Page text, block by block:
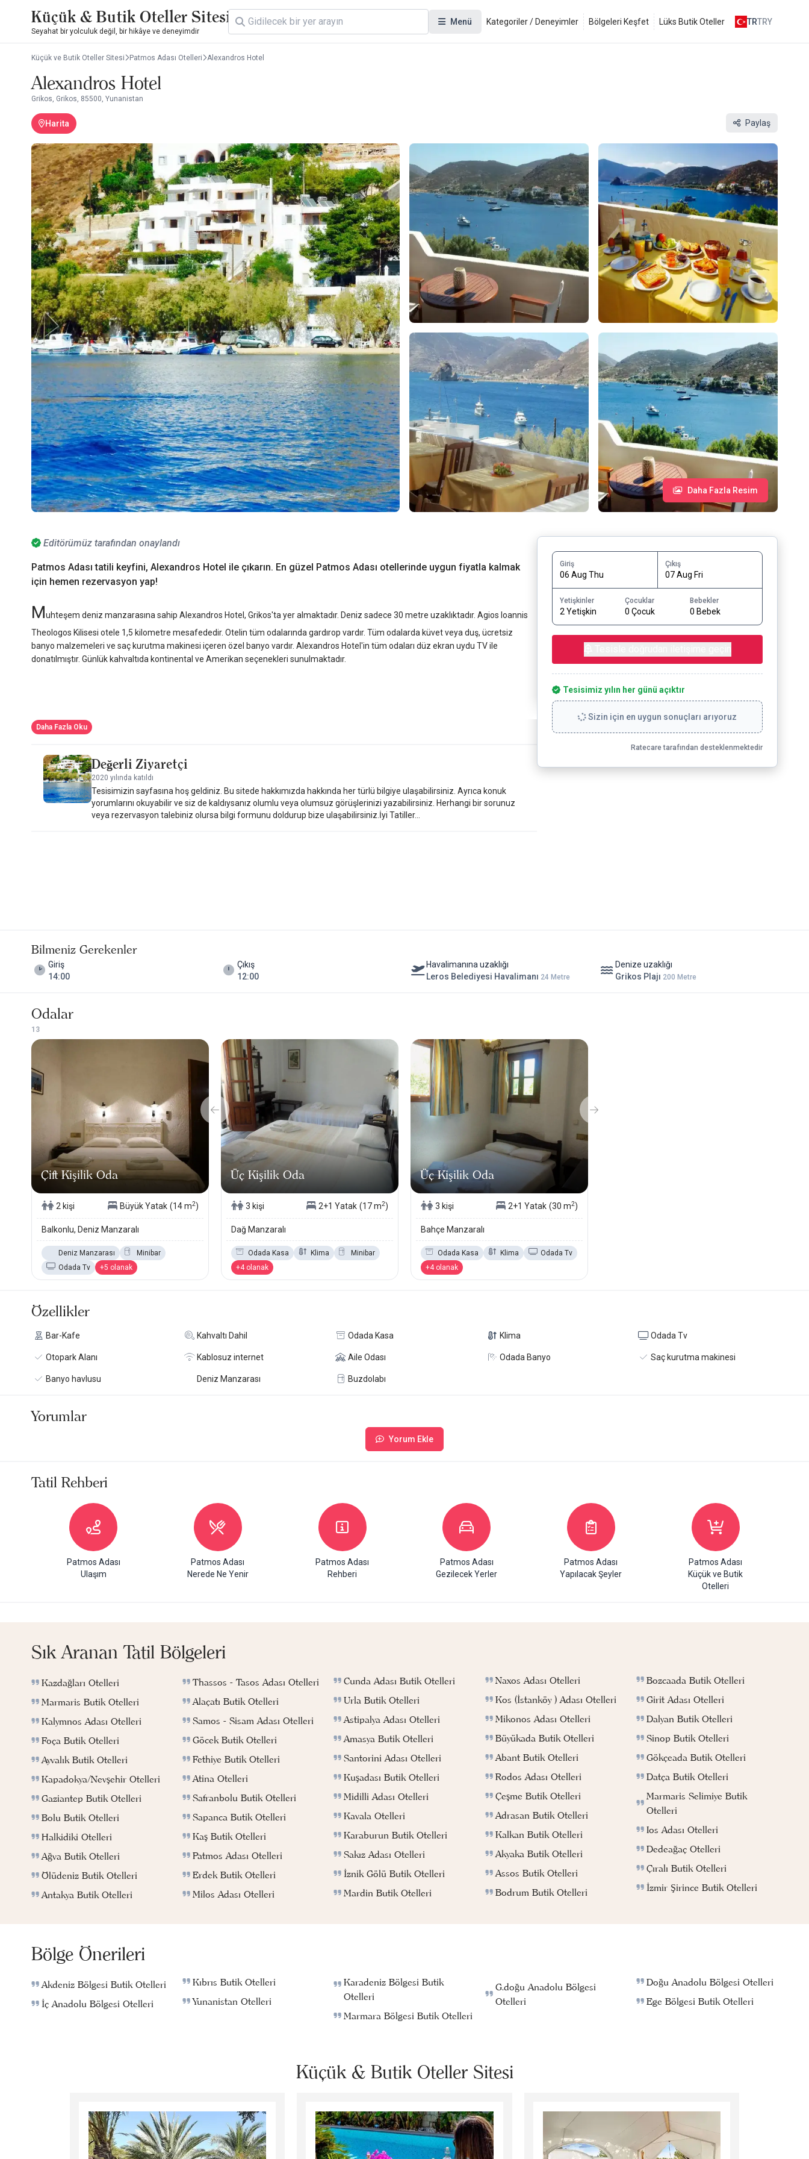
Küçük & Butik Oteller Sitesi
Seyahat bir yolculuk değil, bir hikâye ve deneyimdir
Menü Kategoriler / Deneyimler Bölgeleri Keşfet Lüks Butik Oteller TRTRY
Küçük ve Butik Oteller Sitesi Patmos Adası Otelleri Alexandros Hotel
Alexandros Hotel
Grikos, Grikos, 85500, Yunanistan
Harita Paylaş
Daha Fazla Resim
Editörümüz tarafından onaylandı
Patmos Adası tatili keyfini, Alexandros Hotel ile çıkarın. En güzel Patmos Adası otellerinde uygun fiyatla kalmak
için hemen rezervasyon yap!
Muhteşem deniz manzarasına sahip Alexandros Hotel, Grikos'ta yer almaktadır. Deniz sadece 30 metre uzaklıktadır. Agios Ioannis
Theologos Kilisesi otele 1,5 kilometre mesafededir. Otelin tüm odalarında gardırop vardır. Tüm odalarda küvet veya duş, ücretsiz
banyo malzemeleri ve saç kurutma makinesi içeren özel banyo vardır. Alexandros Hotel'in tüm odaları düz ekran uydu TV ile
donatılmıştır. Günlük kahvaltıda kontinental ve Amerikan seçenekleri sunulmaktadır.
Daha Fazla Oku
Değerli Ziyaretçi
2020 yılında katıldı
Tesisimizin sayfasına hoş geldiniz. Bu sitede hakkımızda hakkında her türlü bilgiye ulaşabilirsiniz. Ayrıca konuk
yorumlarını okuyabilir ve siz de kaldıysanız olumlu veya olumsuz görüşlerinizi yazabilirsiniz. Herhangi bir sorunuz
veya rezervasyon talebiniz olursa bilgi formunu doldurup bize ulaşabilirsiniz.İyi Tatiller...
Giriş
06 Aug Thu
Çıkış
07 Aug Fri
Yetişkinler
2 Yetişkin
Çocuklar
0 Çocuk
Bebekler
0 Bebek
Tesisimiz yılın her günü açıktır
Sizin için en uygun sonuçları arıyoruz
Ratecare tarafından desteklenmektedir
Bilmeniz Gerekenler
Giriş
14:00
Çıkış
12:00
Havalimanına uzaklığı
Leros Belediyesi Havalimanı 24 Metre
Denize uzaklığı
Grikos Plajı 200 Metre
Odalar
1 3
Çift Kişilik Oda
2 kişi Büyük Yatak (14 m2)
Balkonlu, Deniz Manzaralı
Deniz Manzarası
Minibar
Odada Tv
+5 olanak
Üç Kişilik Oda
3 kişi 2+1 Yatak (17 m2)
Dağ Manzaralı
Odada Kasa Klima
Minibar
+4 olanak
Üç Kişilik Oda
3 kişi 2+1 Yatak (30 m2)
Bahçe Manzaralı
Odada Kasa Klima
Odada Tv
+4 olanak
Özellikler
Bar-Kafe Kahvaltı Dahil Odada Kasa Klima Odada Tv
Otopark Alanı Kablosuz internet Aile Odası Odada Banyo Saç kurutma makinesi
Banyo havlusu Deniz Manzarası Buzdolabı
Yorumlar
Yorum Ekle
Tatil Rehberi
Patmos Adası
Ulaşım
Patmos Adası
Nerede Ne Yenir
Patmos Adası
Rehberi
Patmos Adası
Gezilecek Yerler
Patmos Adası
Yapılacak Şeyler
Patmos Adası
Küçük ve Butik
Otelleri
Sık Aranan Tatil Bölgeleri
Kazdağları Otelleri
Marmaris Butik Otelleri
Kalymnos Adası Otelleri
Foça Butik Otelleri
Ayvalık Butik Otelleri
Kapadokya/Nevşehir Otelleri
Gaziantep Butik Otelleri
Bolu Butik Otelleri
Halkidiki Otelleri
Ağva Butik Otelleri
Ölüdeniz Butik Otelleri
Antakya Butik Otelleri
Thassos - Tasos Adası Otelleri
Alaçatı Butik Otelleri
Samos - Sisam Adası Otelleri
Göcek Butik Otelleri
Fethiye Butik Otelleri
Atina Otelleri
Safranbolu Butik Otelleri
Sapanca Butik Otelleri
Kaş Butik Otelleri
Patmos Adası Otelleri
Erdek Butik Otelleri
Milos Adası Otelleri
Cunda Adası Butik Otelleri
Urla Butik Otelleri
Astipalya Adası Otelleri
Amasya Butik Otelleri
Santorini Adası Otelleri
Kuşadası Butik Otelleri
Midilli Adası Otelleri
Kavala Otelleri
Karaburun Butik Otelleri
Sakız Adası Otelleri
İznik Gölü Butik Otelleri
Mardin Butik Otelleri
Naxos Adası Otelleri
Kos (İstanköy ) Adası Otelleri
Mikonos Adası Otelleri
Büyükada Butik Otelleri
Abant Butik Otelleri
Rodos Adası Otelleri
Çeşme Butik Otelleri
Adrasan Butik Otelleri
Kalkan Butik Otelleri
Akyaka Butik Otelleri
Assos Butik Otelleri
Bodrum Butik Otelleri
Bozcaada Butik Otelleri
Girit Adası Otelleri
Dalyan Butik Otelleri
Sinop Butik Otelleri
Gökçeada Butik Otelleri
Datça Butik Otelleri
Marmaris Selimiye Butik
Otelleri
Ios Adası Otelleri
Dedeağaç Otelleri
Çıralı Butik Otelleri
İzmir Şirince Butik Otelleri
Bölge Önerileri
Akdeniz Bölgesi Butik Otelleri
İç Anadolu Bölgesi Otelleri
Kıbrıs Butik Otelleri
Yunanistan Otelleri
Karadeniz Bölgesi Butik
Otelleri
Marmara Bölgesi Butik Otelleri
G.doğu Anadolu Bölgesi
Otelleri
Doğu Anadolu Bölgesi Otelleri
Ege Bölgesi Butik Otelleri
Küçük & Butik Oteller Sitesi